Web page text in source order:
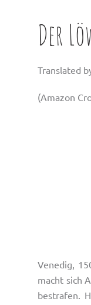
Der
Translated
(Amazon
Venedig,
macht sich
bestrafen.